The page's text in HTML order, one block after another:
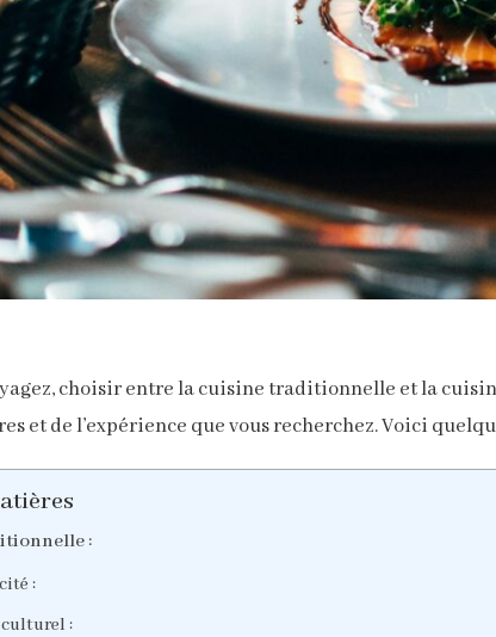
choisir entre la cuisine traditionnelle et la
et de l’expérience que vous recherchez. Voici
:
:
: